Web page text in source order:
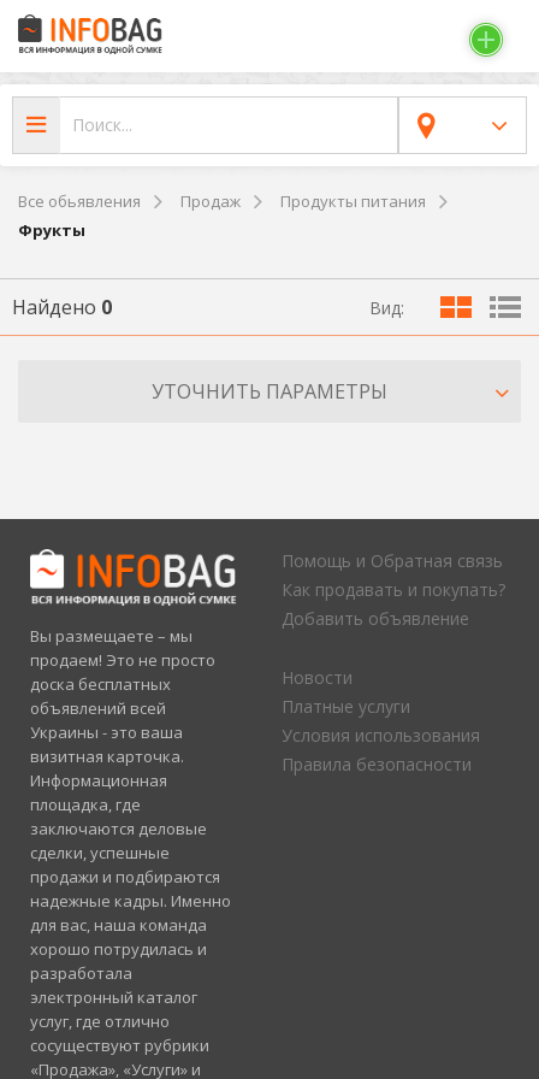
Все обьявления Продаж
Продукты питания
Фрукты
Найдено 0 Вид:
УТОЧНИТЬ ПАРАМЕТРЫ
Вы размещаете – мы
продаем! Это не просто
доска бесплатных
объявлений всей
Украины - это ваша
визитная карточка.
Информационная
площадка, где
заключаются деловые
сделки, успешные
продажи и подбираются
надежные кадры. Именно
для вас, наша команда
хорошо потрудилась и
разработала
электронный каталог
услуг, где отлично
сосуществуют рубрики
«Продажа», «Услуги» и
Помощь и Обратная связь
Как продавать и покупать?
Добавить объявление
Новости
Платные услуги
Условия использования
Правила безопасности